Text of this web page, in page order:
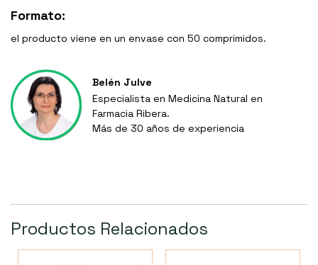
Formato:
el producto viene en un envase con 50 comprimidos.
Belén Julve
Especialista en Medicina Natural en
Farmacia Ribera.
Más de 30 años de experiencia
Productos Relacionados